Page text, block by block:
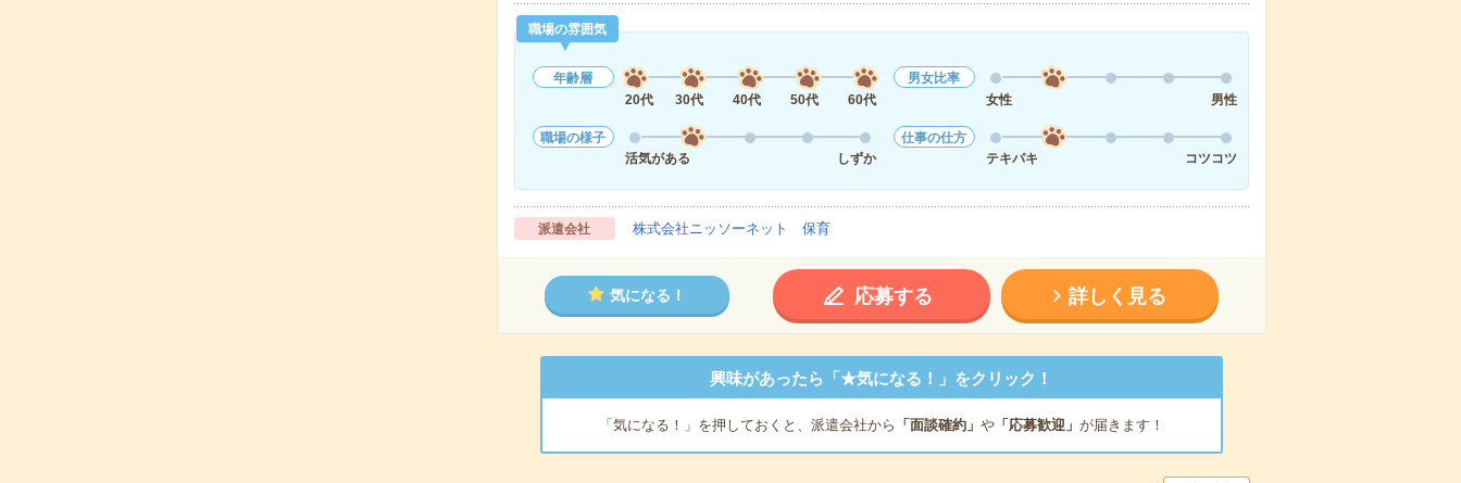
職場の雰囲気
年齢層
20代
30代 40代 50代 60代
男女比率
女性
男性
職場の様子
活気がある
しずか
仕事の仕方
テキパキ
コツコツ
派遣会社 株式会社ニッソーネット 保育
気になる！ 応募する 詳しく見る
興味があったら「★気になる！」をクリック！
「気になる！」を押しておくと、派遣会社から 「面談確約」 や「応募歓迎」 が届きます！